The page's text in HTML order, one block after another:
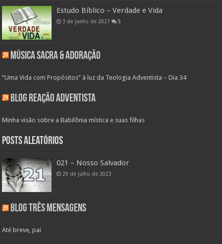
Estudo Bíblico – Verdade e Vida
3 de junho de 2021 5
Música Sacra & Adoração
“Uma Vida com Propósitos” à luz da Teologia Adventista – Dia 34
Blog Reação Adventista
Minha visão sobre a Babilônia mística e suas filhas
Posts aleatórios
021 – Nosso Salvador
29 de julho de 2023
Blog Três Mensagens
Até breve, pai